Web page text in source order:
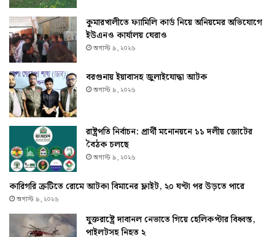
কুমারখালীতে ফ্যামিলি কার্ড নিয়ে অনিয়মের অভিযোগে
ইউএনও কার্যালয় ঘেরাও
অগাস্ট ৯, ২০২৬
বরগুনায় ইয়াবাসহ জুলাইযোদ্ধা আটক
অগাস্ট ৯, ২০২৬
রাষ্ট্রপতি নির্বাচন: প্রার্থী মনোনয়নে ১১ দলীয় জোটের
বৈঠক চলছে
অগাস্ট ৯, ২০২৬
কারিগরি ত্রুটিতে রোমে আটকা বিমানের ফ্লাইট, ২০ ঘণ্টা পর উড়তে পারে
অগাস্ট ৯, ২০২৬
যুক্তরাষ্ট্রে দাবানল নেভাতে গিয়ে হেলিকপ্টার বিধ্বস্ত,
পাইলটসহ নিহত ২